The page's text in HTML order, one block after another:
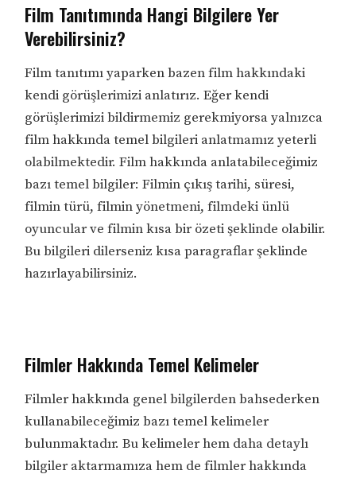
Film Tanıtımında Hangi Bilgilere Yer
Verebilirsiniz?
Film tanıtımı yaparken bazen film hakkındaki
kendi görüşlerimizi anlatırız. Eğer kendi
görüşlerimizi bildirmemiz gerekmiyorsa yalnızca
film hakkında temel bilgileri anlatmamız yeterli
olabilmektedir. Film hakkında anlatabileceğimiz
bazı temel bilgiler: Filmin çıkış tarihi, süresi,
filmin türü, filmin yönetmeni, filmdeki ünlü
oyuncular ve filmin kısa bir özeti şeklinde olabilir.
Bu bilgileri dilerseniz kısa paragraflar şeklinde
hazırlayabilirsiniz.
Filmler Hakkında Temel Kelimeler
Filmler hakkında genel bilgilerden bahsederken
kullanabileceğimiz bazı temel kelimeler
bulunmaktadır. Bu kelimeler hem daha detaylı
bilgiler aktarmamıza hem de filmler hakkında